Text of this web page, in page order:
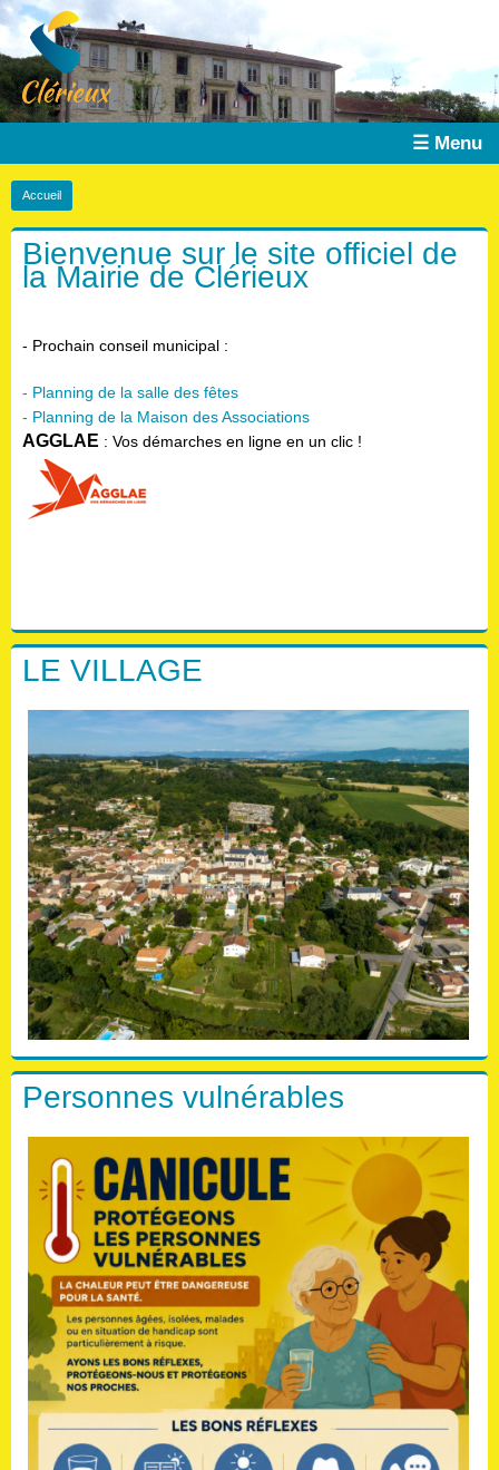
☰ Menu
Accueil
Bienvenue sur le site officiel de
la Mairie de Clérieux
- Prochain conseil municipal :
- Planning de la salle des fêtes
- Planning de la Maison des Associations
AGGLAE : Vos démarches en ligne en un clic !
LE VILLAGE
Personnes vulnérables